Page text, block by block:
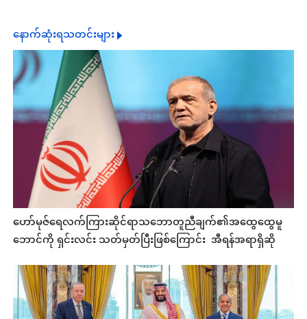
Video
နောက်ဆုံးရသတင်းများ
ဟော်မုဇ်ရေလက်ကြားဆိုင်ရာသဘောတူညီချက်၏အထွေထွေမူ
ဘောင်ကို ရှင်းလင်း သတ်မှတ်ပြီးဖြစ်ကြောင်း အီရန်အရာရှိဆို